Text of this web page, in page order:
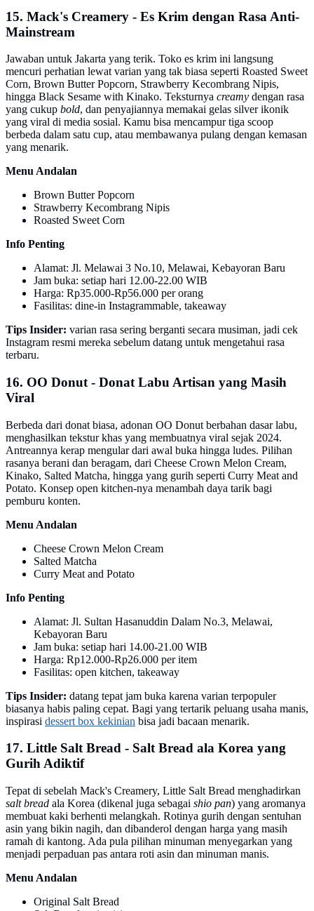
15. Mack's Creamery - Es Krim dengan Rasa Anti-
Mainstream
Jawaban untuk Jakarta yang terik. Toko es krim ini langsung
mencuri perhatian lewat varian yang tak biasa seperti Roasted Sweet
Corn, Brown Butter Popcorn, Strawberry Kecombrang Nipis,
hingga Black Sesame with Kinako. Teksturnya creamy dengan rasa
yang cukup bold, dan penyajiannya memakai gelas silver ikonik
yang viral di media sosial. Kamu bisa mencampur tiga scoop
berbeda dalam satu cup, atau membawanya pulang dengan kemasan
yang menarik.
Menu Andalan
Brown Butter Popcorn
Strawberry Kecombrang Nipis
Roasted Sweet Corn
Info Penting
Alamat: Jl. Melawai 3 No.10, Melawai, Kebayoran Baru
Jam buka: setiap hari 12.00-22.00 WIB
Harga: Rp35.000-Rp56.000 per orang
Fasilitas: dine-in Instagrammable, takeaway
Tips Insider: varian rasa sering berganti secara musiman, jadi cek
Instagram resmi mereka sebelum datang untuk mengetahui rasa
terbaru.
16. OO Donut - Donat Labu Artisan yang Masih
Viral
Berbeda dari donat biasa, adonan OO Donut berbahan dasar labu,
menghasilkan tekstur khas yang membuatnya viral sejak 2024.
Antreannya kerap mengular dari awal buka hingga ludes. Pilihan
rasanya berani dan beragam, dari Cheese Crown Melon Cream,
Kinako, Salted Matcha, hingga yang gurih seperti Curry Meat and
Potato. Konsep open kitchen-nya menambah daya tarik bagi
pemburu konten.
Menu Andalan
Cheese Crown Melon Cream
Salted Matcha
Curry Meat and Potato
Info Penting
Alamat: Jl. Sultan Hasanuddin Dalam No.3, Melawai,
Kebayoran Baru
Jam buka: setiap hari 14.00-21.00 WIB
Harga: Rp12.000-Rp26.000 per item
Fasilitas: open kitchen, takeaway
Tips Insider: datang tepat jam buka karena varian terpopuler
biasanya habis paling cepat. Bagi yang tertarik peluang usaha manis,
inspirasi dessert box kekinian bisa jadi bacaan menarik.
17. Little Salt Bread - Salt Bread ala Korea yang
Gurih Adiktif
Tepat di sebelah Mack's Creamery, Little Salt Bread menghadirkan
salt bread ala Korea (dikenal juga sebagai shio pan) yang aromanya
membuat kaki berhenti melangkah. Rotinya gurih dengan sentuhan
asin yang bikin nagih, dan dibanderol dengan harga yang masih
ramah di kantong. Ada pula pilihan minuman menyegarkan yang
menjadi perpaduan pas antara roti asin dan minuman manis.
Menu Andalan
Original Salt Bread